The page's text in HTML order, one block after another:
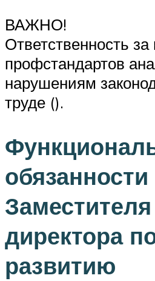
ВАЖНО!
Ответственность
профстандартов
нарушениям
труде ().
обязанности
Заместителя
директора
развитию